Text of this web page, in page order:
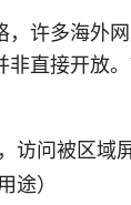
，许多海外
非直接开放
访问被区域
途）